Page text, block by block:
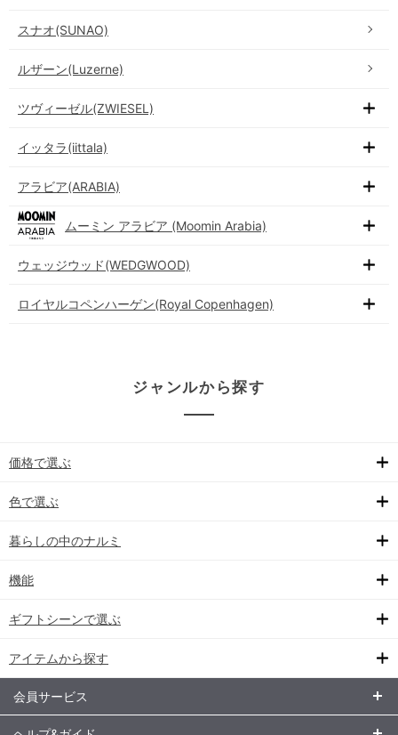
スナオ(SUNAO)
ルザーン(Luzerne)
ツヴィーゼル(ZWIESEL)
イッタラ(iittala)
アラビア(ARABIA)
ムーミン アラビア (Moomin Arabia)
ウェッジウッド(WEDGWOOD)
ロイヤルコペンハーゲン(Royal Copenhagen)
ジャンルから探す
価格で選ぶ
色で選ぶ
暮らしの中のナルミ
機能
ギフトシーンで選ぶ
アイテムから探す
会員サービス